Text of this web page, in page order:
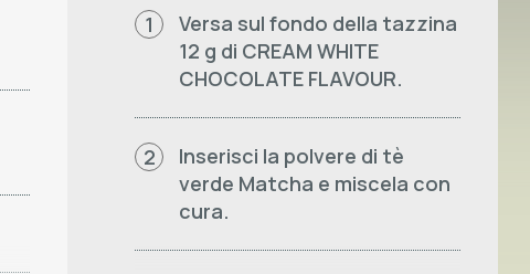
1
Versa sul fondo della tazzina
12 g di CREAM WHITE
CHOCOLATE FLAVOUR.
2
Inserisci la polvere di tè
verde Matcha e miscela con
cura.